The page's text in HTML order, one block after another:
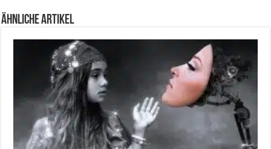
Ähnliche Artikel